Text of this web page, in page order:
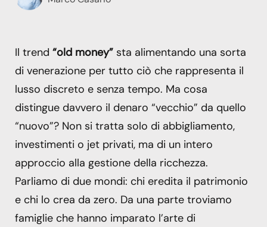
Il trend “old money” sta alimentando una sorta
di venerazione per tutto ciò che rappresenta il
lusso discreto e senza tempo. Ma cosa
distingue davvero il denaro “vecchio” da quello
“nuovo”? Non si tratta solo di abbigliamento,
investimenti o jet privati, ma di un intero
approccio alla gestione della ricchezza.
Parliamo di due mondi: chi eredita il patrimonio
e chi lo crea da zero. Da una parte troviamo
famiglie che hanno imparato l’arte di